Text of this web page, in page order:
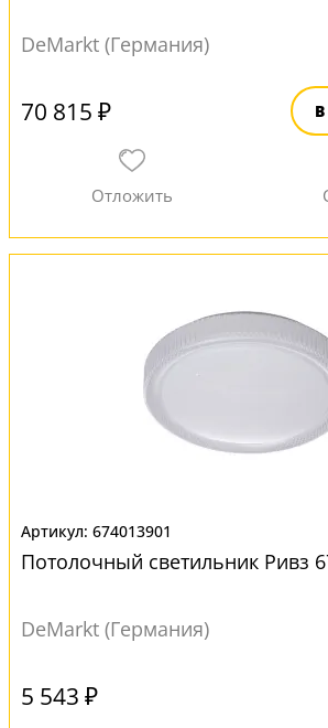
DeMarkt (Германия)
70 815 ₽
674013901
Потолочный светильник Ривз
DeMarkt (Германия)
5 543 ₽